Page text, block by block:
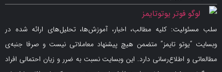
کلیه مطالب، اخبار، آموزش‌ها، تحلیل‌های ارائه شده در
تایمز” متضمن هیچ پیشنهاد معاملاتی نیست و صرفا جنبه‌ی
اطلاع‌رسانی دارد. این وبسایت نسبت به ضرر و زیان احتمالی افراد